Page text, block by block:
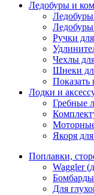
Ледобуры и
Ручки
Чехлы
Шнеки
Показать
Лодки и
Гребные
Якоря
Поплавки,
Waggler
Для